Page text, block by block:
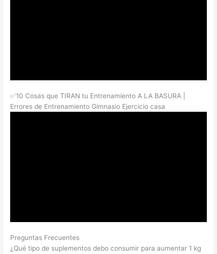
✅10 Cosas que TIRAN tu Entrenamiento A LA BASURA |
Errores de Entrenamiento Gimnasio Ejercicio casa
Preguntas Frecuentes
¿Qué tipo de suplementos debo consumir para aumentar 1 kg